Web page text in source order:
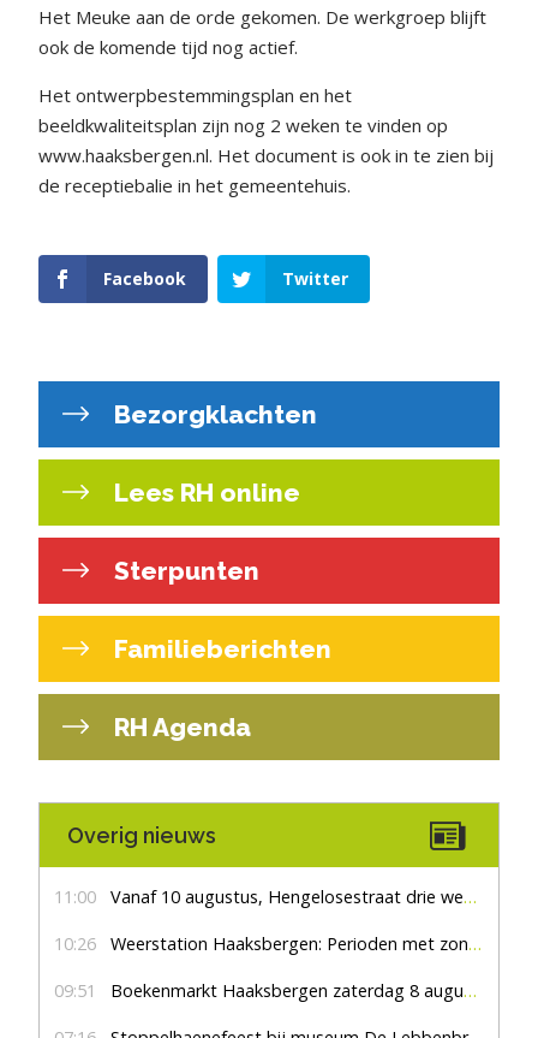
Het Meuke aan de orde gekomen. De werkgroep blijft
ook de komende tijd nog actief.
Het ontwerpbestemmingsplan en het
beeldkwaliteitsplan zijn nog 2 weken te vinden op
www.haaksbergen.nl. Het document is ook in te zien bij
de receptiebalie in het gemeentehuis.
Facebook Twitter
Bezorgklachten
Lees RH online
Sterpunten
Familieberichten
RH Agenda
Overig nieuws
11:00 Vanaf 10 augustus, Hengelosestraat drie weken dicht voor doorgaand verkeer
10:26 Weerstation Haaksbergen: Perioden met zon en droog
09:51 Boekenmarkt Haaksbergen zaterdag 8 augustus, marktplein Haaksbergen